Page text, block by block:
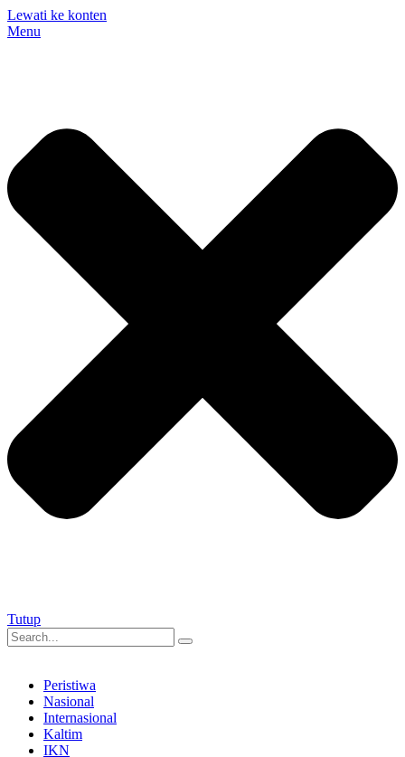
Lewati ke konten
Menu
Tutup
Peristiwa
Nasional
Internasional
Kaltim
IKN